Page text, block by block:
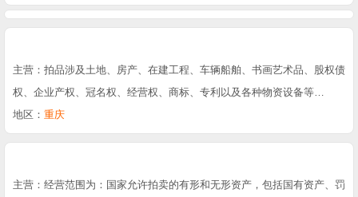
主营：拍品涉及土地、房产、在建工程、车辆船舶、书画艺术品、股权债
权、企业产权、冠名权、经营权、商标、专利以及各种物资设备等…
地区： 重庆
主营：经营范围为：国家允许拍卖的有形和无形资产，包括国有资产、罚